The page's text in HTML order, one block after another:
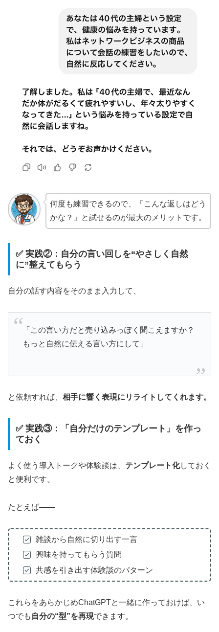
何度も練習できるので、「こんな返しはどう
かな？」と試せるのが最大のメリットです。
✅ 実践②：自分の言い回しを“やさしく自然
に”整えてもらう
自分の話す内容をそのまま入力して、
「この言い方だと売り込みっぽく聞こえますか？
もっと自然に伝える言い方にして」
と依頼すれば、 相手に響く表現にリライトしてくれます。
✅ 実践③：「自分だけのテンプレート」を作っ
ておく
よく使う導入トークや体験談は、 テンプレート化しておく
と便利です。
たとえば——
雑談から自然に切り出す一言
興味を持ってもらう質問
共感を引き出す体験談のパターン
これらをあらかじめChatGPTと一緒に作っておけば、い
つでも 自分の“型”を再現できます。